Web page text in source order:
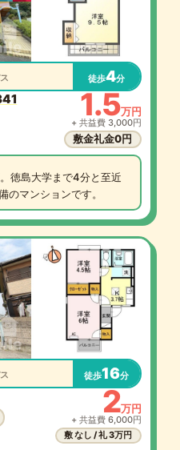
徒歩4分
1.5万円
+ 共益費 3,000円
敷金礼金0円
徳島大学まで4分と至近
のマンションです。
徒歩16分
2万円
+ 共益費 6,000円
敷 なし / 礼 3万円